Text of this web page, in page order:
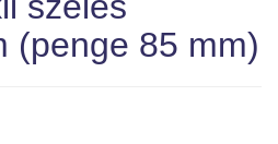
(penge 85 mm)